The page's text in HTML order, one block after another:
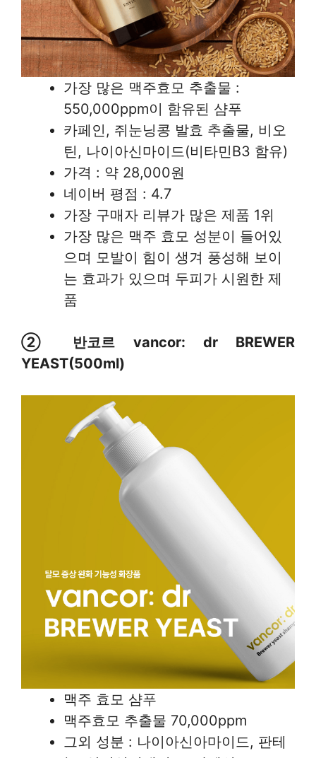
가장 많은 맥주효모 추출물 :
550,000ppm이 함유된 샴푸
카페인, 쥐눈닝콩 발효 추출물, 비오
틴, 나이아신마이드(비타민B3 함유)
가격 : 약 28,000원
네이버 평점 : 4.7
가장 구매자 리뷰가 많은 제품 1위
가장 많은 맥주 효모 성분이 들어있
으며 모발이 힘이 생겨 풍성해 보이
는 효과가 있으며 두피가 시원한 제
품
② 반코르 vancor: dr BREWER
YEAST(500ml)
맥주 효모 샴푸
맥주효모 추출물 70,000ppm
그외 성분 : 나이아신아마이드, 판테